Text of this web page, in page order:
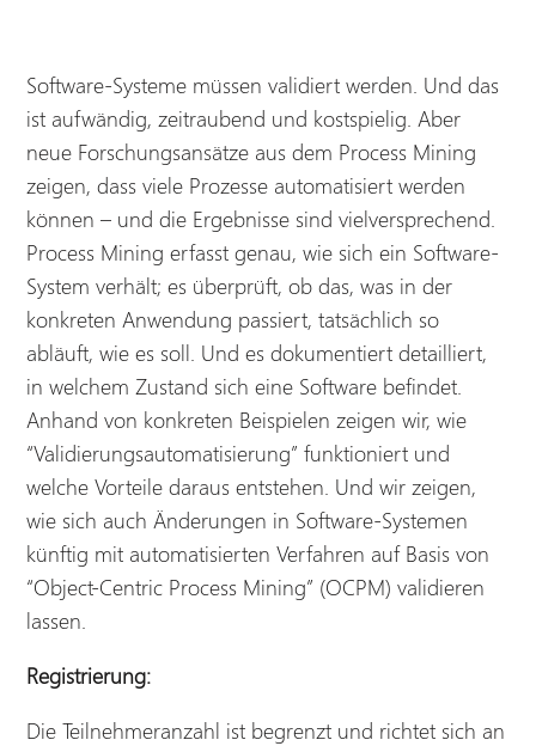
Software-Systeme müssen validiert werden. Und das
ist aufwändig, zeitraubend und kostspielig. Aber
neue Forschungsansätze aus dem Process Mining
zeigen, dass viele Prozesse automatisiert werden
können – und die Ergebnisse sind vielversprechend.
Process Mining erfasst genau, wie sich ein Software-
System verhält; es überprüft, ob das, was in der
konkreten Anwendung passiert, tatsächlich so
abläuft, wie es soll. Und es dokumentiert detailliert,
in welchem Zustand sich eine Software befindet.
Anhand von konkreten Beispielen zeigen wir, wie
“Validierungsautomatisierung” funktioniert und
welche Vorteile daraus entstehen. Und wir zeigen,
wie sich auch Änderungen in Software-Systemen
künftig mit automatisierten Verfahren auf Basis von
“Object-Centric Process Mining” (OCPM) validieren
lassen.
Registrierung:
Die Teilnehmeranzahl ist begrenzt und richtet sich an